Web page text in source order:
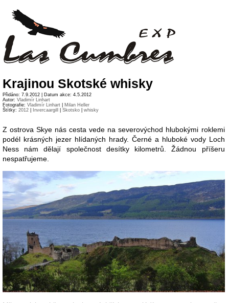
Krajinou Skotské whisky
Přidáno: 7.9.2012 | Datum akce: 4.5.2012
Autor: Vladimír Linhart
Fotografie: Vladimír Linhart
Milan Heller
Štítky: 2012 Invercaargill Skotsko whisky
Z ostrova Skye nás cesta vede na severovýchod hlubokými roklemi
podél krásných jezer hlídaných hrady. Černé a hluboké vody Loch
Ness nám dělají společnost desítky kilometrů. Žádnou příšeru
nespatřujeme.